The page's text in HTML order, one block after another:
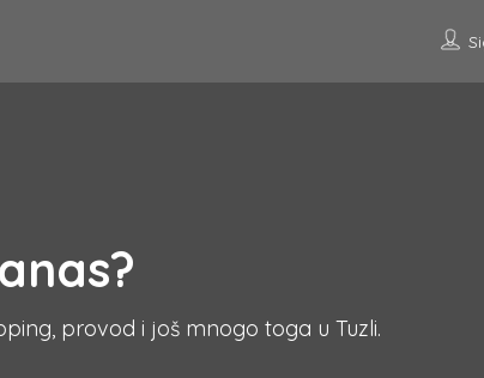
provod i još mnogo toga u Tuzli.